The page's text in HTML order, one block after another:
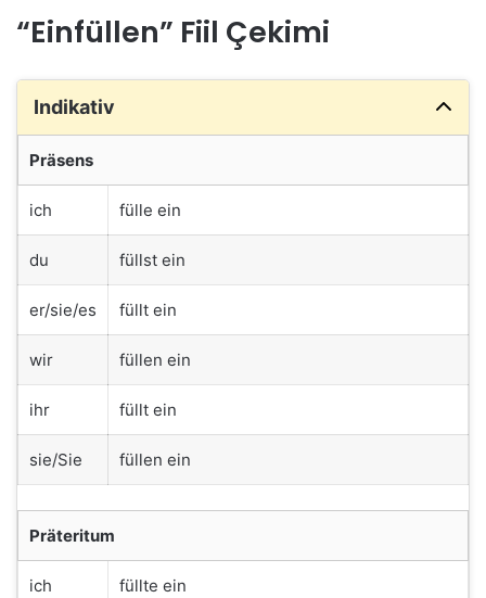
“Einfüllen” Fiil Çekimi
Indikativ
Präsens
ich fülle ein
du füllst ein
er/sie/es füllt ein
wir füllen ein
ihr füllt ein
sie/Sie füllen ein
Präteritum
ich füllte ein